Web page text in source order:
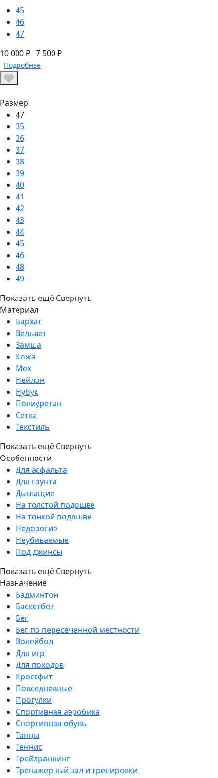
45
46
47
10 000 ₽ 7 500 ₽
Подробнее
Размер
47
35
36
37
38
39
40
41
42
43
44
45
46
48
49
Показать ещё Свернуть
Материал
Бархат
Вельвет
Замша
Кожа
Мех
Нейлон
Нубук
Полиуретан
Сетка
Текстиль
Показать ещё Свернуть
Особенности
Для асфальта
Для грунта
Дышащие
На толстой подошве
На тонкой подошве
Недорогие
Неубиваемые
Под джинсы
Показать ещё Свернуть
Назначение
Бадминтон
Баскетбол
Бег
Бег по пересеченной местности
Волейбол
Для игр
Для походов
Кроссфит
Повседневные
Прогулки
Спортивная аэробика
Спортивная обувь
Танцы
Теннис
Трейлраннинг
Тренажерный зал и тренировки